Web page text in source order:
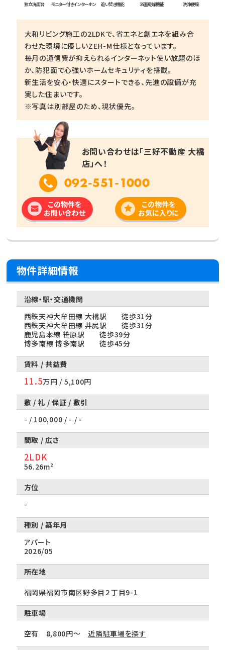
独立洗面台 モニター付きインターホン 追い焚き機能 浴室乾燥機能 洗浄便座
大和リビング施工の2LDKで、省エネと創エネを組み合
わせた環境に優しいZEH-M仕様となっています。
毎月の通信費が抑えられるインターネット使い放題のほ
か、防犯面で心強いホームセキュリティを搭載。
新生活を安心・快適にスタートできる、先進の設備が充
実した住まいです。
※写真は別部屋のため、現状優先。
お問い合わせは「三好不動産 大橋
店」へ！
092-551-1000
この物件を
お問い合わせ
この物件を
お気に入りに
物件詳細情報
西鉄天神大牟田線 大橋駅 徒歩31分
西鉄天神大牟田線 井尻駅 徒歩31分
鹿児島本線 笹原駅 徒歩39分
博多南線 博多南駅 徒歩45分
11.5万円 / 5,100円
- / 100,000 / - / -
2LDK
56.26m²
-
アパート
2026/05
所在地
福岡県福岡市南区野多目２丁目9-1
駐車場
空有 8,800円～ 近隣駐車場を探す